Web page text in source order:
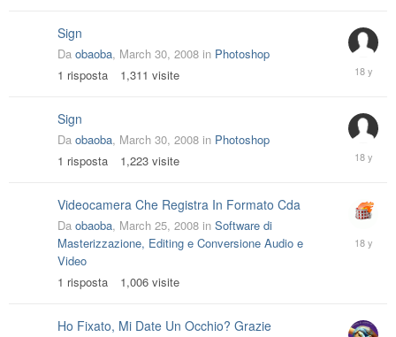
Sign
Da obaoba, March 30, 2008 in Photoshop
1 risposta 1,311 visite
March
31,
Sign
Da obaoba, March 30, 2008 in Photoshop
1 risposta 1,223 visite
March
31,
Videocamera Che Registra In Formato Cda
Da obaoba, March 25, 2008 in Software di
Masterizzazione, Editing e Conversione Audio e
Video
1 risposta 1,006 visite
March
25,
Ho Fixato, Mi Date Un Occhio? Grazie